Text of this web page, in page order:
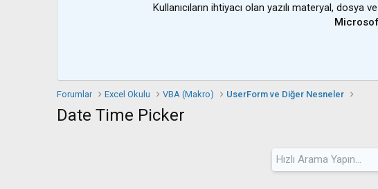
Kullanıcıların ihtiyacı olan yazılı materyal,
Forumlar Excel Okulu VBA (Makro) UserForm ve Diğer Nesneler
Date Time Picker